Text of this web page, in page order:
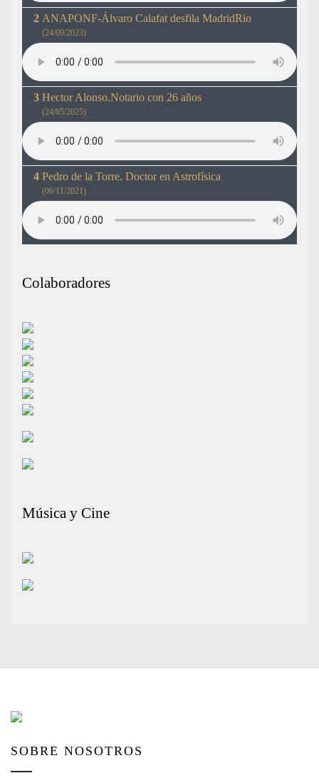
ANAPONF-Álvaro Calafat desfila MadridRio
(24/09/2023)
Hector Alonso.Notario con 26 años
(24/05/2025)
Pedro de la Torre. Doctor en Astrofísica
(06/11/2021)
Colaboradores
Música y Cine
SOBRE NOSOTROS